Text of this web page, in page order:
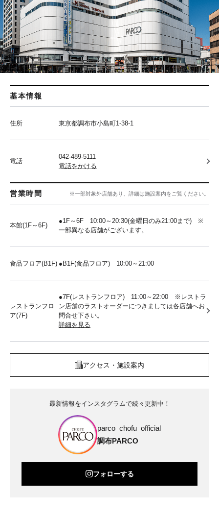
基本情報
住所 東京都調布市小島町1-38-1
電話
042-489-5111
電話をかける
営業時間 ※一部対象外店舗あり、詳細は施設案内をご覧ください。
本館(1F～6F)
●1F～6F 10:00～20:30(金曜日のみ21:00まで) ※
一部異なる店舗がございます。
食品フロア(B1F) ●B1F(食品フロア) 10:00～21:00
レストランフロ
ア(7F)
●7F(レストランフロア) 11:00～22:00 ※レストラ
ン店舗のラストオーダーにつきましては各店舗へお
問合せ下さい。
詳細を見る
アクセス・施設案内
最新情報をインスタグラムで続々更新中！
parco_chofu_official
調布PARCO
フォローする